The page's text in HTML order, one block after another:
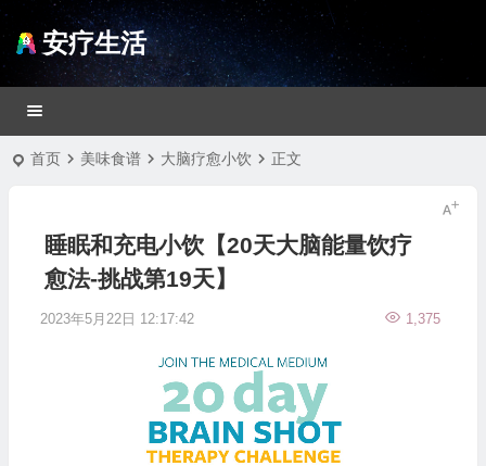
安疗生活
首页 美味食谱 大脑疗愈小饮 正文
睡眠和充电小饮【20天大脑能量饮疗
愈法-挑战第19天】
2023年5月22日 12:17:42 1,375